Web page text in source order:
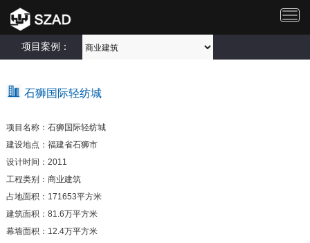
切
航
项目案例：
石狮国际轻纺城
项目名称：石狮国际轻纺城
建设地点：福建省石狮市
设计时间：2011
工程类别：商业建筑
占地面积：171653平方米
建筑面积：81.6万平方米
幕墙面积：12.4万平方米